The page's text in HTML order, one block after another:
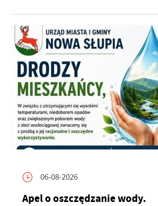
06-08-2026
Apel o oszczędzanie wody.